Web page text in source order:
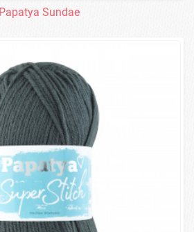
Papatya Sundae